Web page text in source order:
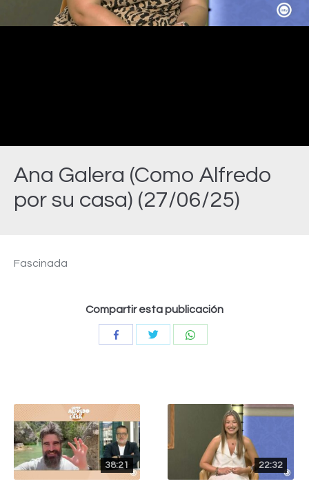
Ana Galera (Como Alfredo
por su casa) (27/06/25)
Video
Fascinada
Compartir esta publicación
CompartirCompartir
38:21 22:32